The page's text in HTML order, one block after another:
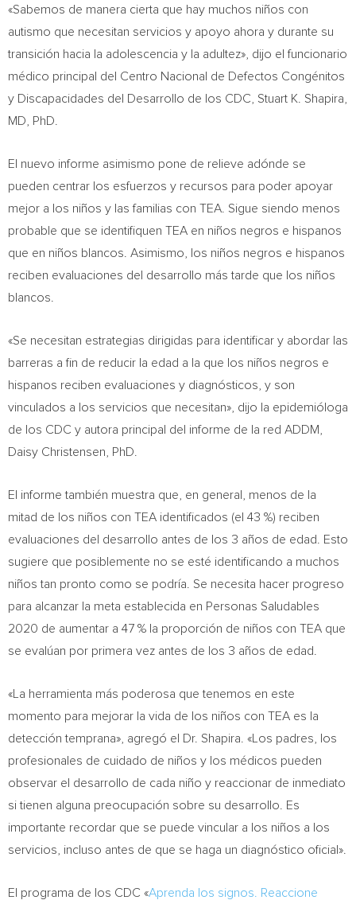
«Sabemos de manera cierta que hay muchos niños con
autismo que necesitan servicios y apoyo ahora y durante su
transición hacia la adolescencia y la adultez», dijo el funcionario
médico principal del Centro Nacional de Defectos Congénitos
y Discapacidades del Desarrollo de los CDC, Stuart K. Shapira
MD, PhD.
El nuevo informe asimismo pone de relieve adónde se
pueden centrar los esfuerzos y recursos para poder apoyar
mejor a los niños y las familias con TEA. Sigue siendo menos
probable que se identifiquen TEA en niños negros e hispanos
que en niños blancos. Asimismo, los niños negros e hispanos
reciben evaluaciones del desarrollo más tarde que los niños
blancos.
«Se necesitan estrategias dirigidas para identificar y abordar las
barreras a fin de reducir la edad a la que los niños negros e
hispanos reciben evaluaciones y diagnósticos, y son
vinculados a los servicios que necesitan», dijo la epidemióloga
de los CDC y autora principal del informe de la red ADDM,
Daisy Christensen , PhD.
El informe también muestra que, en general, menos de la
mitad de los niños con TEA identificados (el 43 %) reciben
evaluaciones del desarrollo antes de los 3 años de edad. Esto
sugiere que posiblemente no se esté identificando a muchos
niños tan pronto como se podría. Se necesita hacer progreso
para alcanzar la meta establecida en Personas Saludables
2020 de aumentar a 47 % la proporción de niños con TEA que
se evalúan por primera vez antes de los 3 años de edad.
«La herramienta más poderosa que tenemos en este
momento para mejorar la vida de los niños con TEA es la
detección temprana», agregó el Dr. Shapira. «Los padres, los
profesionales de cuidado de niños y los médicos pueden
observar el desarrollo de cada niño y reaccionar de inmediato
si tienen alguna preocupación sobre su desarrollo. Es
importante recordar que se puede vincular a los niños a los
servicios, incluso antes de que se haga un diagnóstico oficial».
El programa de los CDC «Aprenda los signos. Reaccione